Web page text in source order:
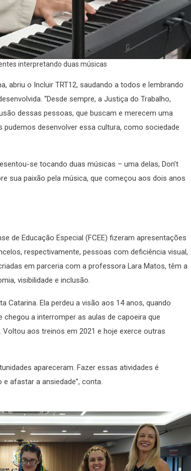
interpretando duas músicas
abriu o Incluir TRT12, saudando a todos e lembrando
“Desde sempre, a Justiça do Trabalho,
dessas pessoas, que buscam e merecem uma
desenvolver essa cultura, como sociedade
se tocando duas músicas – uma delas, Don’t
sua paixão pela música, que começou aos dois anos
de Educação Especial (FCEE) fizeram apresentações
respectivamente, pessoas com deficiência visual,
em parceria com a professora Lara Matos, têm a
visibilidade e inclusão.
Catarina. Ela perdeu a visão aos 14 anos, quando
a interromper as aulas de capoeira que
Voltou aos treinos em 2021 e hoje exerce outras
apareceram. Fazer essas atividades é
afastar a ansiedade”, conta.